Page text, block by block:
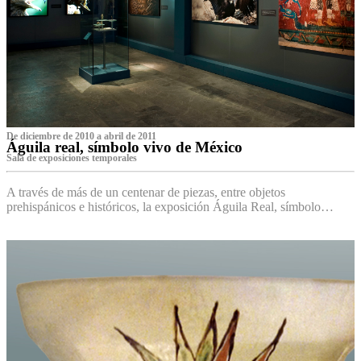
De diciembre de 2010 a abril de 2011
Águila real, símbolo vivo de México
Sala de exposiciones temporales
A través de más de un centenar de piezas, entre objetos
prehispánicos e históricos, la exposición Águila Real, símbolo…